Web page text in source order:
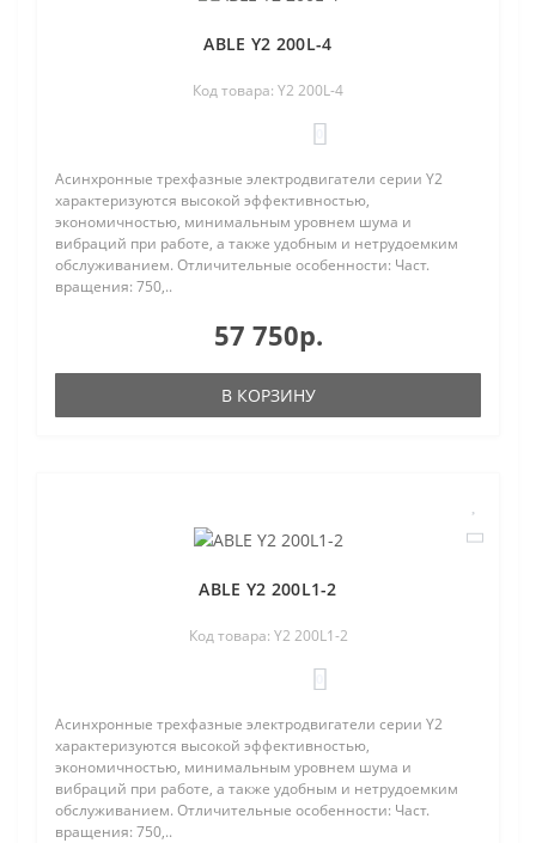
ABLE Y2 200L-4
Код товара: Y2 200L-4
Асинхронные трехфазные электродвигатели серии Y2
характеризуются высокой эффективностью,
экономичностью, минимальным уровнем шума и
вибраций при работе, а также удобным и нетрудоемким
обслуживанием. Отличительные особенности: Част.
вращения: 750,..
57 750р.
В КОРЗИНУ
ABLE Y2 200L1-2
Код товара: Y2 200L1-2
Асинхронные трехфазные электродвигатели серии Y2
характеризуются высокой эффективностью,
экономичностью, минимальным уровнем шума и
вибраций при работе, а также удобным и нетрудоемким
обслуживанием. Отличительные особенности: Част.
вращения: 750,..